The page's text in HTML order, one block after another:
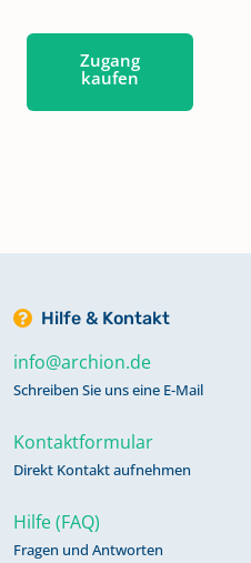
Zugang
kaufen
Hilfe & Kontakt
info@archion.de
Schreiben Sie uns eine E-Mail
Kontaktformular
Direkt Kontakt aufnehmen
Hilfe (FAQ)
Fragen und Antworten